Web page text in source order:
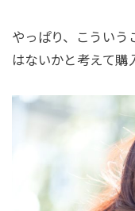
やっぱり、こういう
はないかと考えて購